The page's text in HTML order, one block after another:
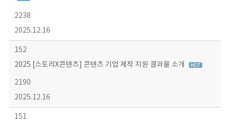
2238
2025.12.16
152
2025 [스토리X콘텐츠] 콘텐츠 기업 제작 지원 결과물 소개
2190
2025.12.16
151